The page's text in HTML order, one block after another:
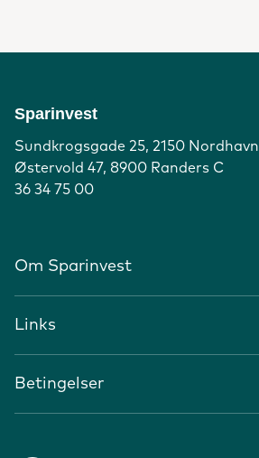
Sparinvest
Sundkrogsgade 25, 2150 Nordhavn
Østervold 47, 8900 Randers C
36 34 75 00
Om Sparinvest
Links
Betingelser